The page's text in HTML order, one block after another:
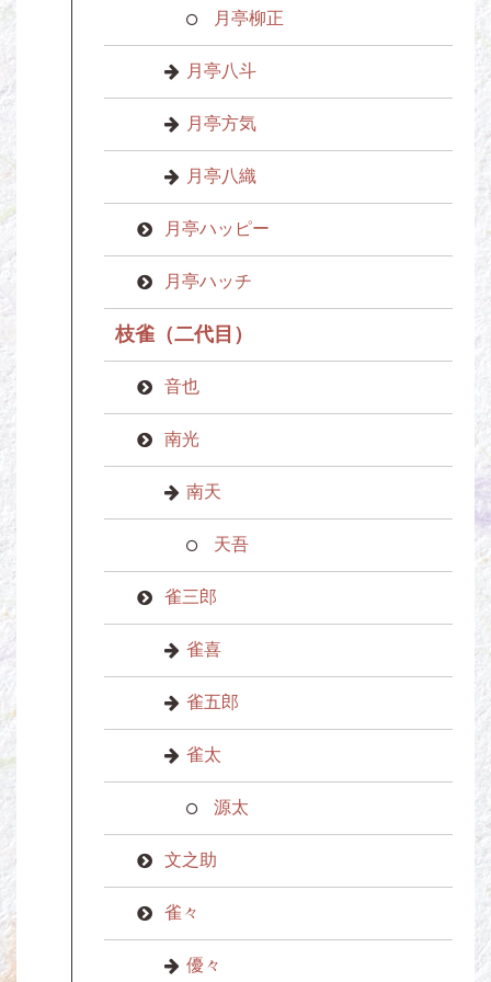
月亭柳正
月亭八斗
月亭方気
月亭八織
月亭ハッピー
月亭ハッチ
枝雀（二代目）
音也
南光
南天
天吾
雀三郎
雀喜
雀五郎
雀太
源太
文之助
雀々
優々